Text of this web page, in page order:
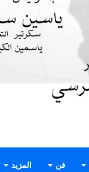
فن المزيد